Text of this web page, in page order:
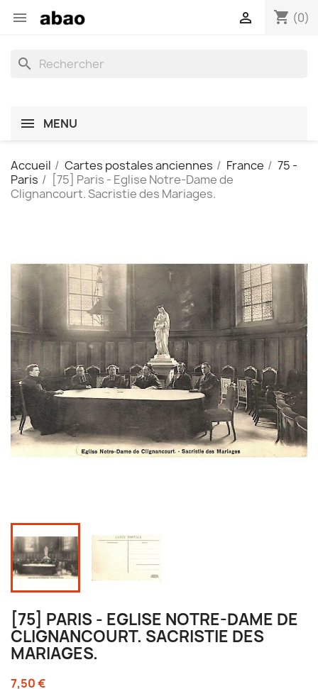
 shopping_cart (0)

search
MENU
Accueil Cartes postales anciennes France
75 -
Paris
[75] Paris - Eglise Notre-Dame de
Clignancourt. Sacristie des Mariages.
[75] PARIS - EGLISE NOTRE-DAME DE
CLIGNANCOURT. SACRISTIE DES
MARIAGES.
7,50 €